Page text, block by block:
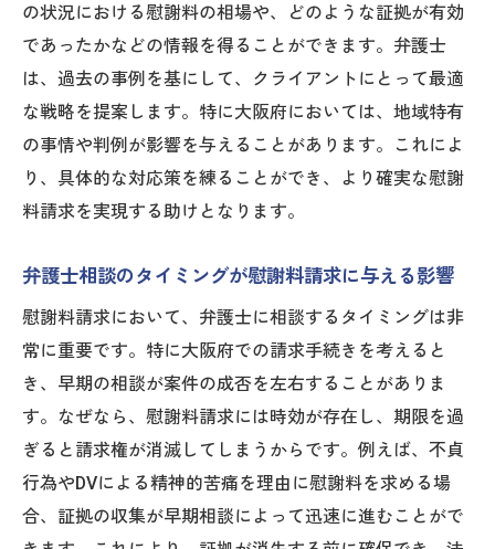
の状況における慰謝料の相場や、どのような証拠が有効
であったかなどの情報を得ることができます。弁護士
は、過去の事例を基にして、クライアントにとって最適
な戦略を提案します。特に大阪府においては、地域特有
の事情や判例が影響を与えることがあります。これによ
り、具体的な対応策を練ることができ、より確実な慰謝
料請求を実現する助けとなります。
弁護士相談のタイミングが慰謝料請求に与える影響
慰謝料請求において、弁護士に相談するタイミングは非
常に重要です。特に大阪府での請求手続きを考えると
き、早期の相談が案件の成否を左右することがありま
す。なぜなら、慰謝料請求には時効が存在し、期限を過
ぎると請求権が消滅してしまうからです。例えば、不貞
行為やDVによる精神的苦痛を理由に慰謝料を求める場
合、証拠の収集が早期相談によって迅速に進むことがで